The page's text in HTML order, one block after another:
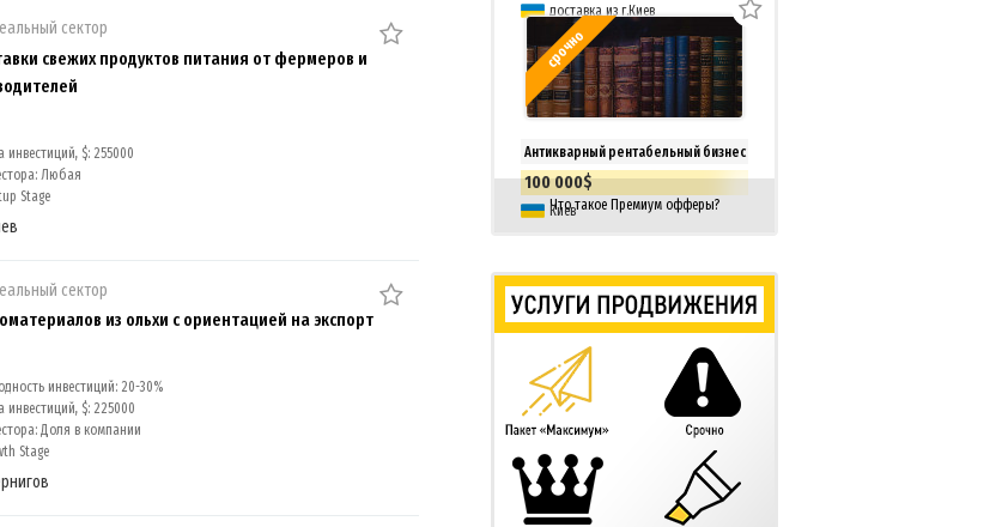
сектор
свежих продуктов питания от фермеров и
$: 255000
Любая
Stage
сектор
из ольхи c ориентацией на экспорт
инвестиций: 20-30%
$: 225000
Доля в компании
Stage
доставка из г.Киев
срочно
Антикварный рентабельный бизнес
100 000$
Киев
Что такое Премиум офферы?